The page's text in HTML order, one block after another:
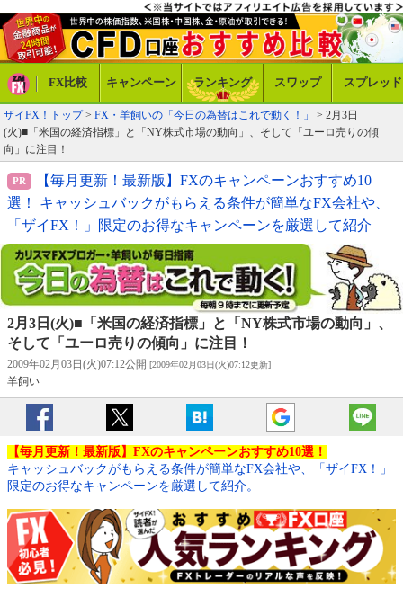
FX比較 キャンペーン ランキング スワップ スプレッド
ザイFX！トップ> FX・羊飼いの「今日の為替はこれで動く！」
> 2月3日
(火)■「米国の経済指標」と「NY株式市場の動向」、そして「ユーロ売りの傾
向」に注目！
【毎月更新！最新版】FXのキャンペーンおすすめ10
選！ キャッシュバックがもらえる条件が簡単なFX会社や、
「ザイFX！」限定のお得なキャンペーンを厳選して紹介
2月3日(火)■「米国の経済指標」と「NY株式市場の動向」、
そして「ユーロ売りの傾向」に注目！
2009年02月03日(火)07:12公開 [2009年02月03日(火)07:12更新]
羊飼い
【毎月更新！最新版】FXのキャンペーンおすすめ10選！
キャッシュバックがもらえる条件が簡単なFX会社や、「ザイFX！」
限定のお得なキャンペーンを厳選して紹介。